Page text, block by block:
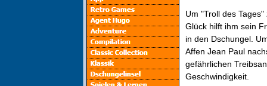
Um "Troll des
Glück hilft ihm sein
in den Dschungel.
Affen Jean Paul
gefährlichen
Geschwindigkeit.